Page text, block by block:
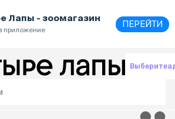
Лапы - зоомагазин
приложение
ПЕРЕЙТИ
Выберите